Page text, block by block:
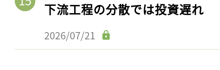
下流工程の分散では投資遅れ
2026/07/21